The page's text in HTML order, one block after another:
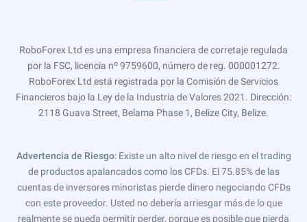
RoboForex Ltd es una empresa financiera de corretaje regulada
por la FSC, licencia nº 9759600, número de reg. 000001272.
RoboForex Ltd está registrada por la Comisión de Servicios
Financieros bajo la Ley de la Industria de Valores 2021. Dirección:
2118 Guava Street, Belama Phase 1, Belize City, Belize.
Advertencia de Riesgo: Existe un alto nivel de riesgo en el trading
de productos apalancados como los CFDs. El 75.85% de las
cuentas de inversores minoristas pierde dinero negociando CFDs
con este proveedor. Usted no debería arriesgar más de lo que
realmente se pueda permitir perder, porque es posible que pierda